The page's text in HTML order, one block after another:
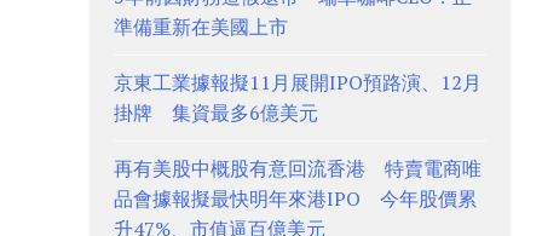
準備重新在美國上市
京東工業據報擬11月展開IPO預路演、12月
掛牌 集資最多6億美元
再有美股中概股有意回流香港 特賣電商唯
品會據報擬最快明年來港IPO 今年股價累
升47%、市值逼百億美元